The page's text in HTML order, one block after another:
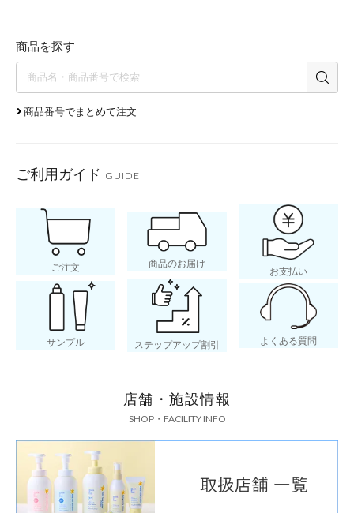
商品を探す
商品番号でまとめて注文
ご利用ガイド GUIDE
ご注文 商品のお届け
お支払い
サンプル ステップアップ割引 よくある質問
店舗・施設情報
SHOP・FACILITY INFO